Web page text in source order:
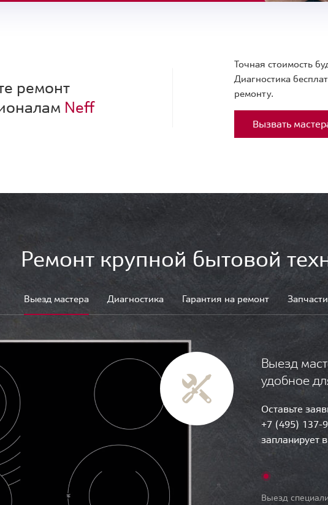
ремонт
Neff
Точная стоимость
Диагностика
ремонту.
Вызвать
Ремонт крупной бытовой
Выезд мастера Диагностика Гарантия на ремонт Запчасти
Выезд
удобное
Оставьте
+7 (495) 137-
запланирует
Выезд